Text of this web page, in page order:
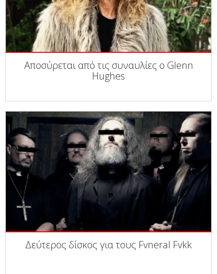
Αποσύρεται από τις συναυλίες ο Glenn
Hughes
Δεύτερος δίσκος για τους Fvneral Fvkk